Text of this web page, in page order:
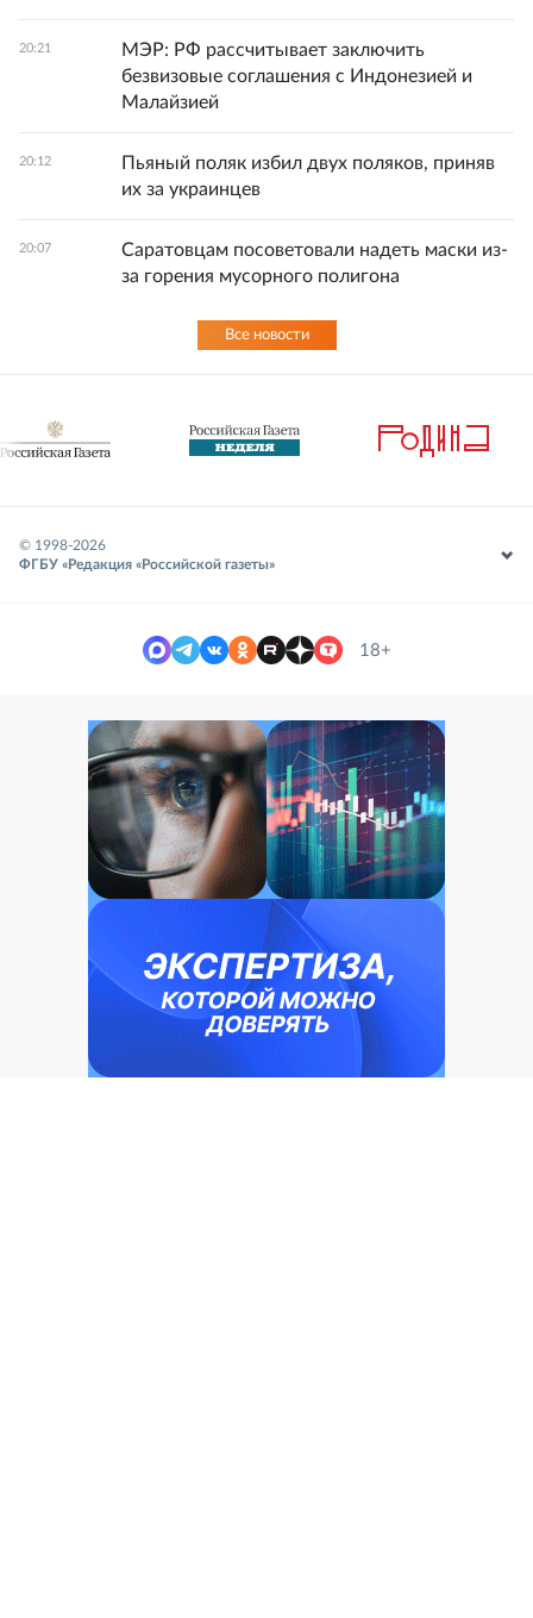
20:21
МЭР: РФ рассчитывает заключить
безвизовые соглашения с Индонезией и
Малайзией
20:12
Пьяный поляк избил двух поляков, приняв
их за украинцев
20:07
Саратовцам посоветовали надеть маски из-
за горения мусорного полигона
Все новости
© 1998-2026
ФГБУ «Редакция «Российской газеты»
18+